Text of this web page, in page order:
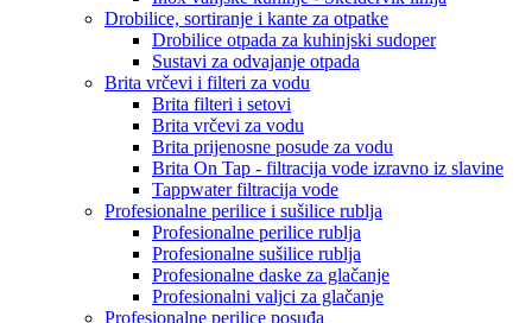
Drobilice, sortiranje i kante za otpatke
Drobilice otpada za kuhinjski sudoper
Sustavi za odvajanje otpada
Brita vrčevi i filteri za vodu
Brita filteri i setovi
Brita vrčevi za vodu
Brita prijenosne posude za vodu
Brita On Tap - filtracija vode izravno iz slavine
Tappwater filtracija vode
Profesionalne perilice i sušilice rublja
Profesionalne perilice rublja
Profesionalne sušilice rublja
Profesionalne daske za glačanje
Profesionalni valjci za glačanje
Profesionalne perilice posuđa